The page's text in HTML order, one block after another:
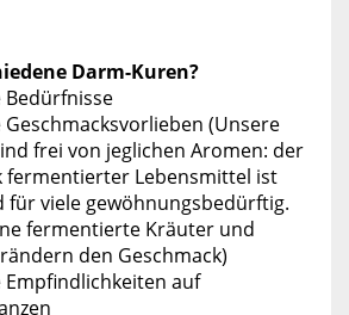
Darm-Kuren?
(Unsere
frei von jeglichen Aromen: der
fermentierter Lebensmittel ist
für viele gewöhnungsbedürftig.
fermentierte Kräuter und
den Geschmack)
Empfindlichkeiten auf